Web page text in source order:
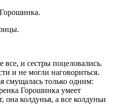
все, и сестры поцеловались.
и не могли наговориться.
смущалась только одним:
Горошинка умеет
она колдунья, а все колдуньи